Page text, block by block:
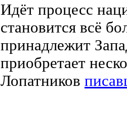
Идёт процесс
становится всё
принадлежит
приобретает
Лопатников